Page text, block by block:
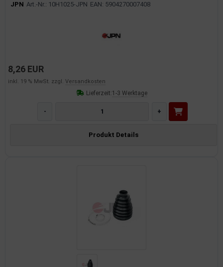
JPN Art.-Nr.: 10H1025-JPN EAN: 5904270007408
8,26 EUR
inkl. 19 % MwSt. zzgl. Versandkosten
Lieferzeit:1-3 Werktage
- +
Produkt Details